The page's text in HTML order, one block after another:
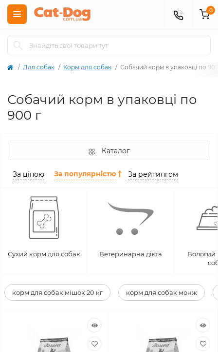
0
Для собак Корм для собак Собачий корм в упаковці по
Собачий корм в упаковці по
900 г
Каталог
За ціною За популярністю За рейтингом
Сухий корм для собак Ветеринарна дієта
Вологий
корм для собак мішок 20 кг корм для собак монж